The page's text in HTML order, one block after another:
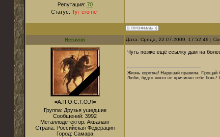
Репутация: 70
Статус: Тут его нет
Heruvim Дата: Среда, 22.07.2009, 17:52:49 |
-=А.П.О.С.Т.О.Л=-
Группа: Друзья ушедшие
Сообщений: 3992
Металлодетектор: Акваланг
Страна: Российская Федерация
Город: Самара
Чуть позже ещё ссылку дам на
Жизнь коротка! Нарушай правила. Прощай
Люби, будто никто не причинял тебе